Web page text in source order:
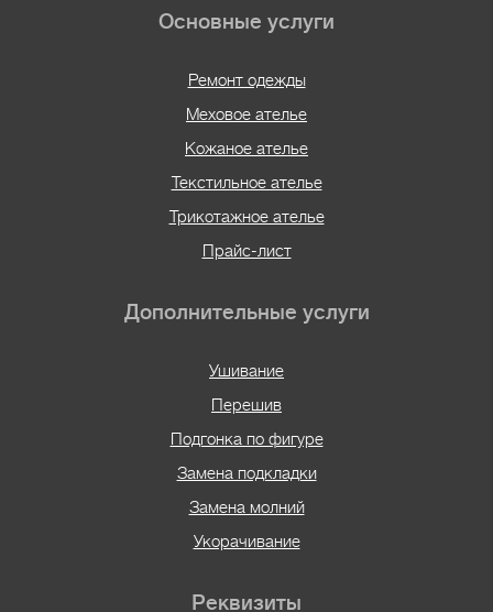
Основные услуги
Ремонт одежды
Меховое ателье
Кожаное ателье
Текстильное ателье
Трикотажное ателье
Прайс-лист
Дополнительные услуги
Ушивание
Перешив
Подгонка по фигуре
Замена подкладки
Замена молний
Укорачивание
Реквизиты